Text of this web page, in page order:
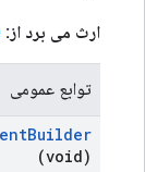
ارث می برد از:
توابع عمومی
Builder
(void)